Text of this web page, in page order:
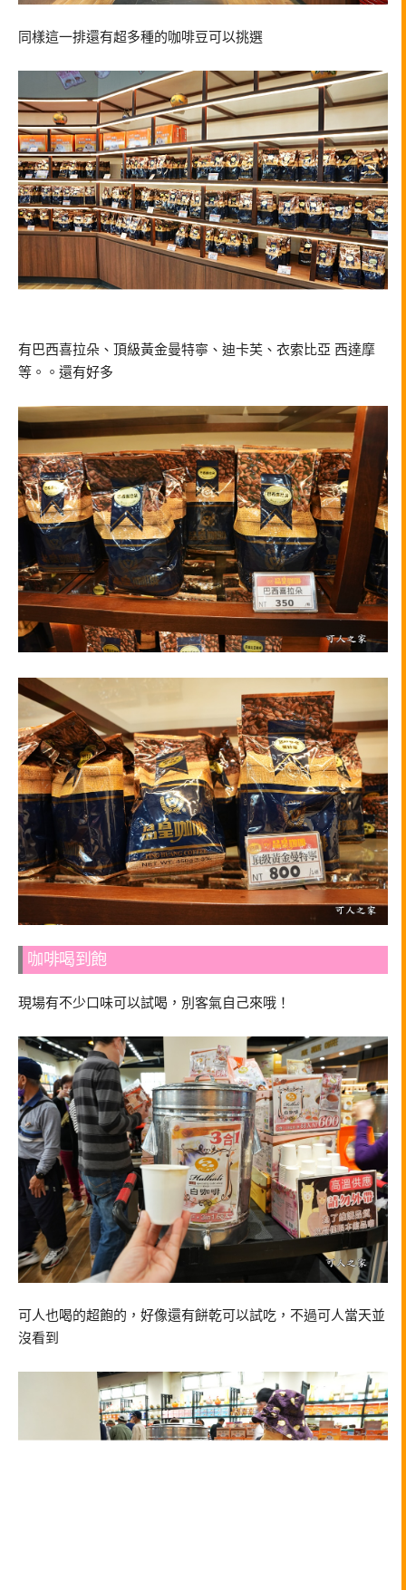
同樣這一排還有超多種的咖啡豆可以挑選
有巴西喜拉朵、頂級黃金曼特寧、迪卡芙、衣索比亞 西達摩
等。。還有好多
咖啡喝到飽
現場有不少口味可以試喝，別客氣自己來哦！
可人也喝的超飽的，好像還有餅乾可以試吃，不過可人當天並
沒看到